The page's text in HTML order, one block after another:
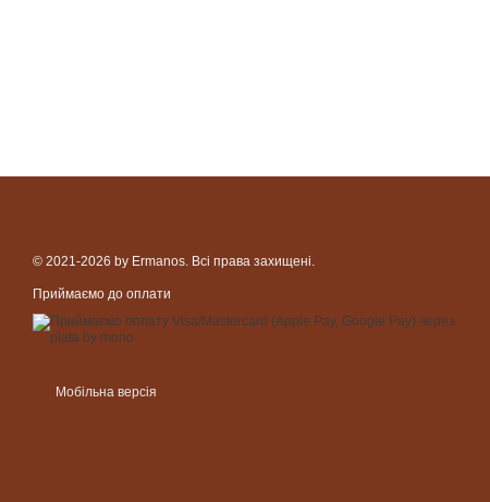
© 2021-2026 by Ermanos. Всі права захищені.
Приймаємо до оплати
Мобільна версія